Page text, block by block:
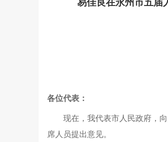
易佳良在永州市五届
各位代表：
现在，我代表市人民政府，
席人员提出意见。